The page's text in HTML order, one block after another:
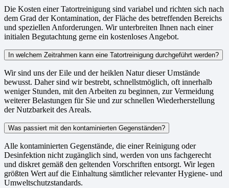
Die Kosten einer Tatortreinigung sind variabel und richten sich nach
dem Grad der Kontamination, der Fläche des betreffenden Bereichs
und speziellen Anforderungen. Wir unterbreiten Ihnen nach einer
initialen Begutachtung gerne ein kostenloses Angebot.
In welchem Zeitrahmen kann eine Tatortreinigung durchgeführt werden?
Wir sind uns der Eile und der heiklen Natur dieser Umstände
bewusst. Daher sind wir bestrebt, schnellstmöglich, oft innerhalb
weniger Stunden, mit den Arbeiten zu beginnen, zur Vermeidung
weiterer Belastungen für Sie und zur schnellen Wiederherstellung
der Nutzbarkeit des Areals.
Was passiert mit den kontaminierten Gegenständen?
Alle kontaminierten Gegenstände, die einer Reinigung oder
Desinfektion nicht zugänglich sind, werden von uns fachgerecht
und diskret gemäß den geltenden Vorschriften entsorgt. Wir legen
größten Wert auf die Einhaltung sämtlicher relevanter Hygiene- und
Umweltschutzstandards.